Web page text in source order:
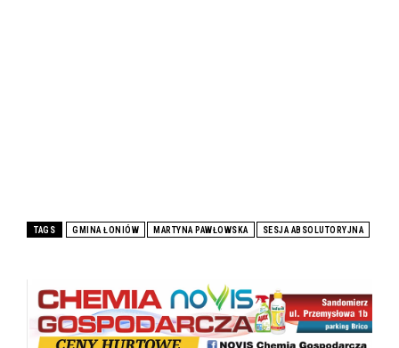
TAGS GMINA ŁONIÓW MARTYNA PAWŁOWSKA SESJA ABSOLUTORYJNA